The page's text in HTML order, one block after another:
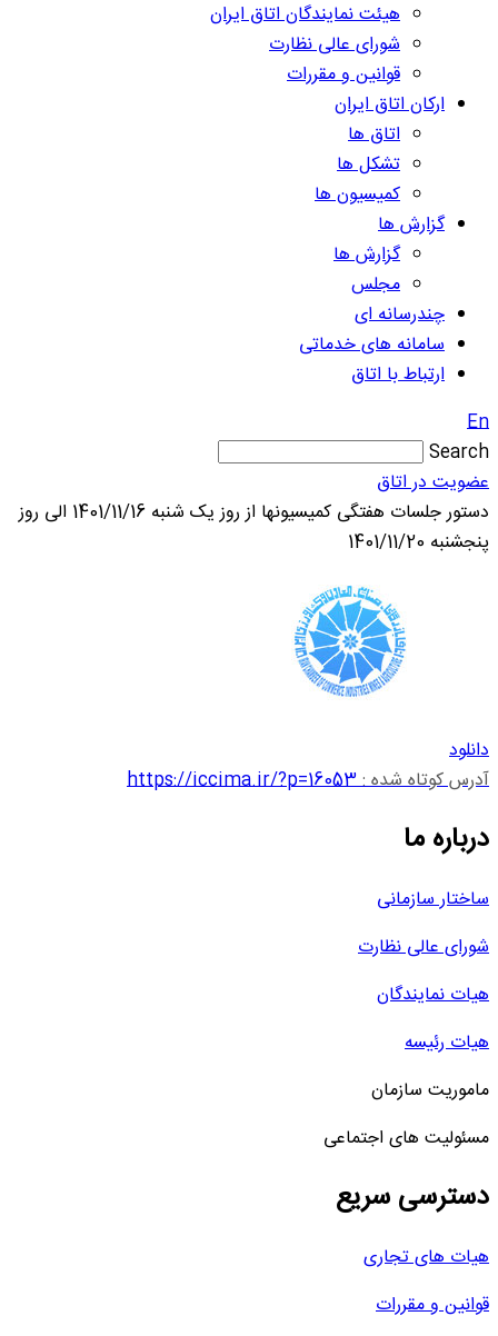
هیئت نمایندگان اتاق ایران
شورای عالی نظارت
قوانین و مقررات
ارکان اتاق ایران
اتاق ها
تشکل ها
کمیسیون ها
گزارش ها
گزارش ها
مجلس
چندرسانه ای
سامانه های خدماتی
ارتباط با اتاق
En
Search
عضویت در اتاق
دستور جلسات هفتگی کمیسیونها از روز یک شنبه 1401/11/16 الی روز
پنجشنبه 1401/11/20
دانلود
آدرس کوتاه شده :https://iccima.ir/?p=16053
درباره ما
ساختار سازمانی
شورای عالی نظارت
هیات نمایندگان
هیات رئیسه
ماموریت سازمان
مسئولیت های اجتماعی
دسترسی سریع
هیات های تجاری
قوانین و مقررات